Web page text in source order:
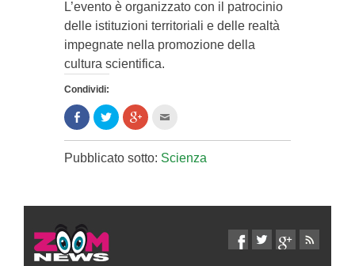
L’evento è organizzato con il patrocinio
delle istituzioni territoriali e delle realtà
impegnate nella promozione della
cultura scientifica.
Condividi:
Condividi
su
Facebook
(Si
apre
in
Clicca
per
condividere
su
Twitter
(Si
finestra)
Clicca
per
su
Google+
(Si
finestra)
l'articolo
via
mail
apre
Pubblicato sotto: Scienza